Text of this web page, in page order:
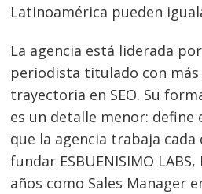
Latinoamérica pueden
La agencia está liderada por
periodista titulado con más
trayectoria en SEO. Su
es un detalle menor: define
que la agencia trabaja
fundar ESBUENISIMO
años como Sales Manager